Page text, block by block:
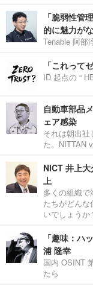
「脆弱性管
的に魅力が
Tenable 阿部
「これって
ID 起点の “
自動車部品
ェア感染
それは朝出
た。NITTAN
NICT 井上
上
多くの組織
たちがどん
いでしょうか
「趣味：ハ
浦 隆幸
国内 OSINT
たら